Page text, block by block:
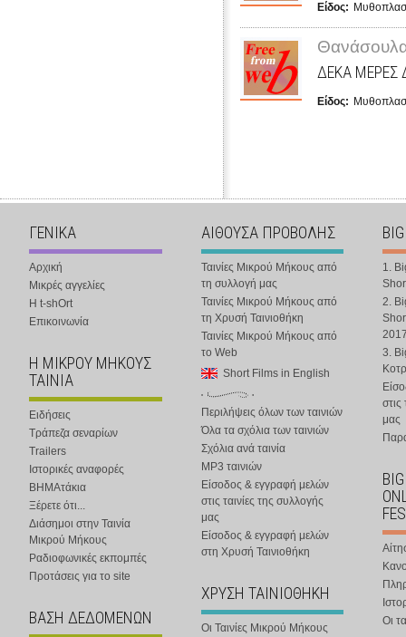
Είδος:
ΔΕΚΑ ΜΕΡΕΣ
Είδος:
ΓΕΝΙΚΑ
Αρχική
Μικρές αγγελίες
Η t-shOrt
Επικοινωνία
Η ΜΙΚΡΟΥ ΜΗΚΟΥΣ
ΤΑΙΝΙΑ
Ειδήσεις
Τράπεζα σεναρίων
Trailers
Ιστορικές αναφορές
ΒΗΜΑτάκια
Ξέρετε ότι...
Διάσημοι στην Ταινία
Μικρού Μήκους
Ραδιοφωνικές εκπομπές
Προτάσεις για το site
ΒΑΣΗ ΔΕΔΟΜΕΝΩΝ
ΑΙΘΟΥΣΑ ΠΡΟΒΟΛΗΣ
Ταινίες Μικρού Μήκους από
τη συλλογή μας
Ταινίες Μικρού Μήκους από
τη Χρυσή Ταινιοθήκη
Ταινίες Μικρού Μήκους από
το Web
Short Films in English
Περιλήψεις όλων των ταινιών
Όλα τα σχόλια των ταινιών
Σχόλια ανά ταινία
MP3 ταινιών
Είσοδος & εγγραφή μελών
στις ταινίες της συλλογής
μας
Είσοδος & εγγραφή μελών
στη Χρυσή Ταινιοθήκη
ΧΡΥΣΗ ΤΑΙΝΙΟΘΗΚΗ
Οι Ταινίες Μικρού Μήκους
1.
2.
3.
στις
μας
Οι